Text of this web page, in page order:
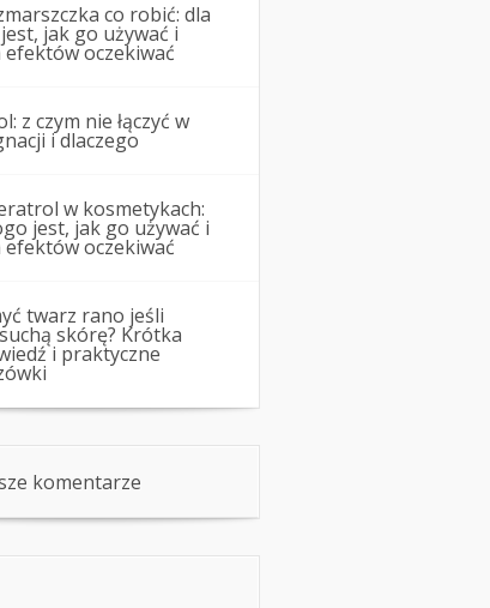
co robić: dla
jak go używać i
efektów oczekiwać
z czym nie łączyć w
i dlaczego
w kosmetykach:
jest, jak go używać i
efektów oczekiwać
twarz rano jeśli
skórę? Krótka
i praktyczne
komentarze